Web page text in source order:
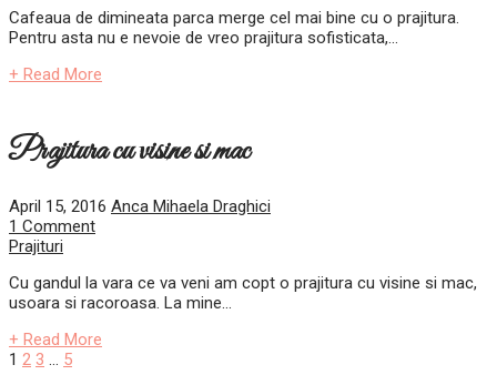
Cafeaua de dimineata parca merge cel mai bine cu o prajitura.
Pentru asta nu e nevoie de vreo prajitura sofisticata,...
+ Read More
Prajitura cu visine si mac
April 15, 2016 Anca Mihaela Draghici
1 Comment
Prajituri
Cu gandul la vara ce va veni am copt o prajitura cu visine si mac,
usoara si racoroasa. La mine...
+ Read More
Posts
1 2 3 … 5